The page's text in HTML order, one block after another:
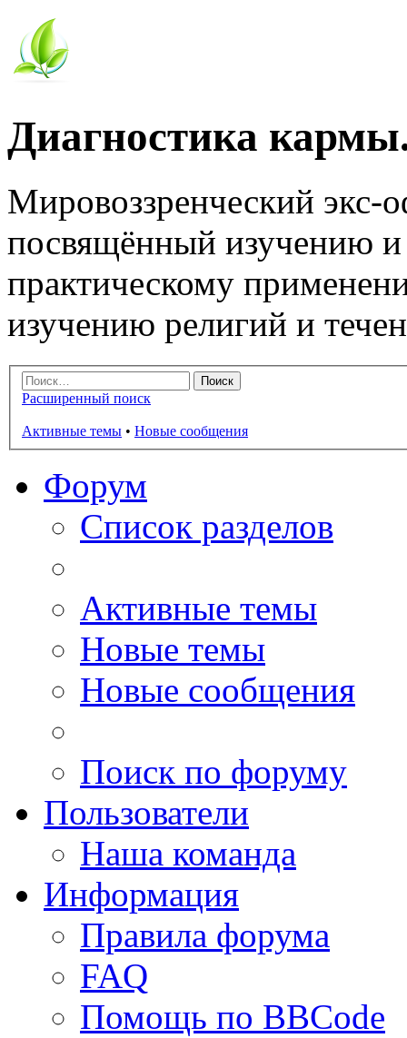
Диагностика
Мировоззренческий
посвящённый изучению
практическому
изучению религий и
Расширенный поиск
Активные темы • Новые сообщения
Форум
Список разделов
Активные темы
Новые темы
Новые сообщения
Поиск по форуму
Пользователи
Наша команда
Информация
Правила форума
FAQ
Помощь по BBCode